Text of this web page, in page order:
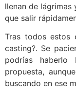
llenan de lágrimas
que salir
Tras todos estos
casting?. Se
podrías
propuesta,
buscando en ese